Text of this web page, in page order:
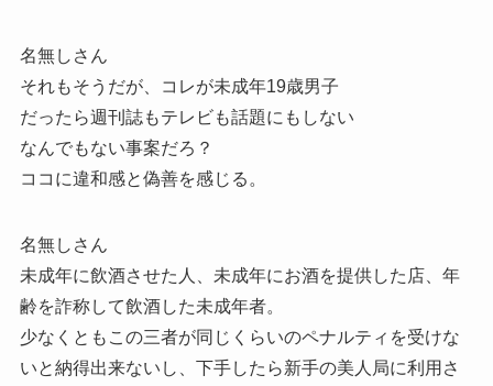
名無しさん
それもそうだが、コレが未成年19歳男子
だったら週刊誌もテレビも話題にもしない
なんでもない事案だろ？
ココに違和感と偽善を感じる。
名無しさん
未成年に飲酒させた人、未成年にお酒を提供した店、年
齢を詐称して飲酒した未成年者。
少なくともこの三者が同じくらいのペナルティを受けな
いと納得出来ないし、下手したら新手の美人局に利用さ